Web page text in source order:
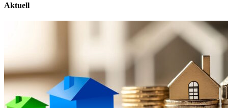
Aktuell